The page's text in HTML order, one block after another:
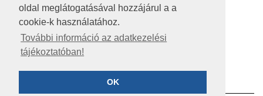
oldal meglátogatásával hozzájárul a a
cookie-k használatához.
További információ az adatkezelési
tájékoztatóban!
OK
IMPRESSZUM
KÖZÉRDEKŰ ADATOK